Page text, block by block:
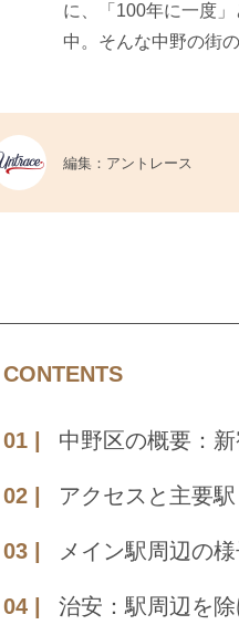
に、「100年に一度
中。そんな中野の街
編集：アントレース
CONTENTS
中野区の概要：
アクセスと主要
メイン駅周辺の
治安：駅周辺を